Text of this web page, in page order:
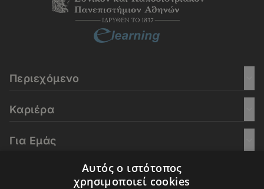
Περιεχόμενο
Καριέρα
Για Εμάς
Αυτός ο ιστότοπος
χρησιμοποιεί cookies